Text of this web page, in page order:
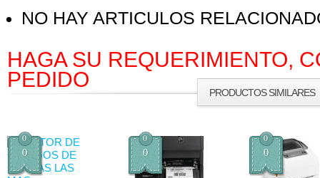
NO HAY ARTICULOS
HAGA SU REQUERIMIENTO,
PEDIDO
PRODUCTOS SIMILARES
0
0
0
0
0
0